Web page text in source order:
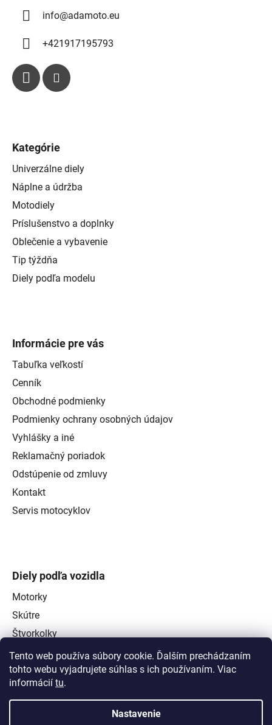
Tento web používa súbory cookie. Ďalším prechádzaním
tohto webu vyjadrujete súhlas s ich používaním. Viac
informácií tu.
Nastavenie
info@adamoto.eu
+421917195793
Kategórie
Univerzálne diely
Náplne a údržba
Motodiely
Príslušenstvo a doplnky
Oblečenie a vybavenie
Tip týždňa
Diely podľa modelu
Informácie pre vás
Tabuľka veľkostí
Cenník
Obchodné podmienky
Podmienky ochrany osobných údajov
Vyhlášky a iné
Reklamačný poriadok
Odstúpenie od zmluvy
Kontakt
Servis motocyklov
Diely podľa vozidla
Motorky
Skútre
Štvorkolky